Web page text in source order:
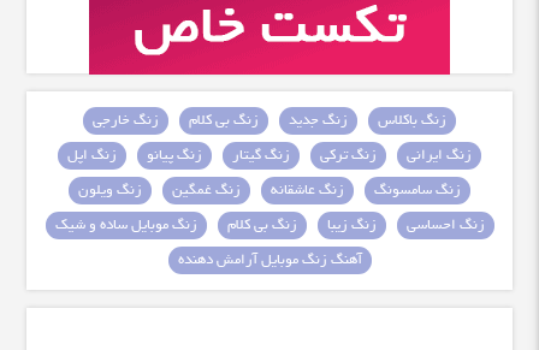
زنگ باکلاس زنگ جدید زنگ بی کلام
زنگ خارجی
زنگ ایرانی
زنگ ترکی زنگ گیتار زنگ پیانو
زنگ اپل
زنگ سامسونگ
زنگ عاشقانه زنگ غمگین
زنگ ویلون
زنگ احساسی
زنگ زیبا زنگ بی کلام
زنگ موبایل ساده و شیک
آهنگ زنگ موبایل آرامش دهنده